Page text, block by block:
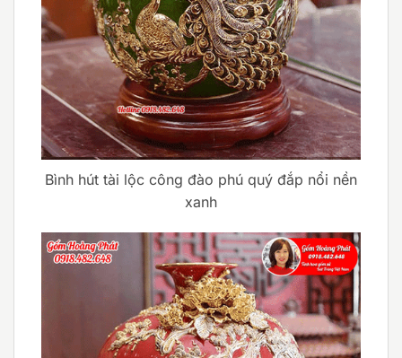
Bình hút tài lộc công đào phú quý đắp nổi nền
xanh